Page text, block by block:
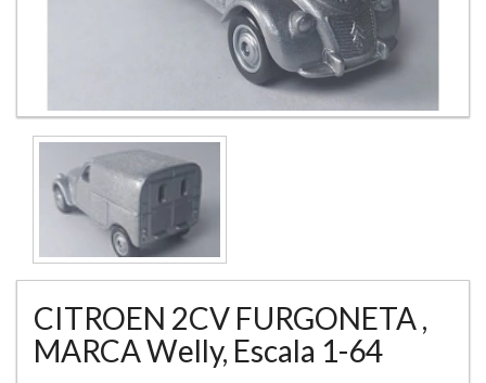
CITROEN 2CV FURGONETA ,
MARCA Welly, Escala 1-64